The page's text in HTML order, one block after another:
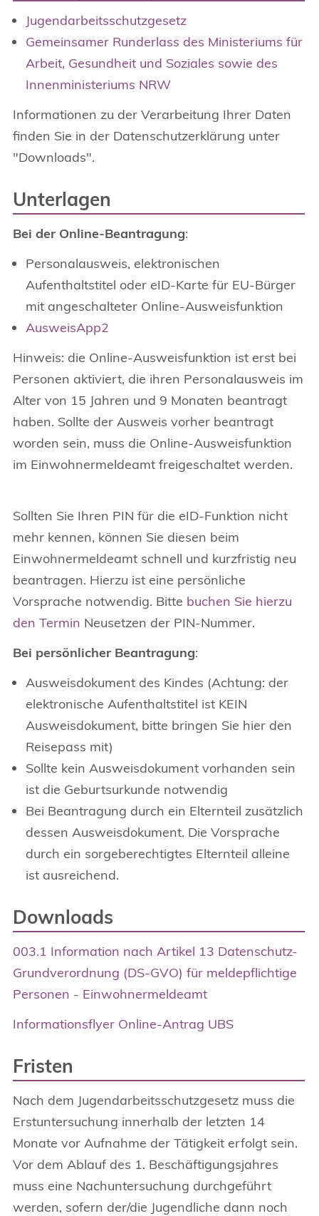
Jugendarbeitsschutzgesetz
Gemeinsamer Runderlass des Ministeriums für
Arbeit, Gesundheit und Soziales sowie des
Innenministeriums NRW
Informationen zu der Verarbeitung Ihrer Daten
finden Sie in der Datenschutzerklärung unter
"Downloads".
Unterlagen
Bei der Online-Beantragung:
Personalausweis, elektronischen
Aufenthaltstitel oder eID-Karte für EU-Bürger
mit angeschalteter Online-Ausweisfunktion
AusweisApp2
Hinweis: die Online-Ausweisfunktion ist erst bei
Personen aktiviert, die ihren Personalausweis im
Alter von 15 Jahren und 9 Monaten beantragt
haben. Sollte der Ausweis vorher beantragt
worden sein, muss die Online-Ausweisfunktion
im Einwohnermeldeamt freigeschaltet werden.
Sollten Sie Ihren PIN für die eID-Funktion nicht
mehr kennen, können Sie diesen beim
Einwohnermeldeamt schnell und kurzfristig neu
beantragen. Hierzu ist eine persönliche
Vorsprache notwendig. Bitte buchen Sie hierzu
den Termin Neusetzen der PIN-Nummer.
Bei persönlicher Beantragung:
Ausweisdokument des Kindes (Achtung: der
elektronische Aufenthaltstitel ist KEIN
Ausweisdokument, bitte bringen Sie hier den
Reisepass mit)
Sollte kein Ausweisdokument vorhanden sein
ist die Geburtsurkunde notwendig
Bei Beantragung durch ein Elternteil zusätzlich
dessen Ausweisdokument. Die Vorsprache
durch ein sorgeberechtigtes Elternteil alleine
ist ausreichend.
Downloads
003.1 Information nach Artikel 13 Datenschutz-
Grundverordnung (DS-GVO) für meldepflichtige
Personen - Einwohnermeldeamt
Informationsflyer Online-Antrag UBS
Fristen
Nach dem Jugendarbeitsschutzgesetz muss die
Erstuntersuchung innerhalb der letzten 14
Monate vor Aufnahme der Tätigkeit erfolgt sein.
Vor dem Ablauf des 1. Beschäftigungsjahres
muss eine Nachuntersuchung durchgeführt
werden, sofern der/die Jugendliche dann noch